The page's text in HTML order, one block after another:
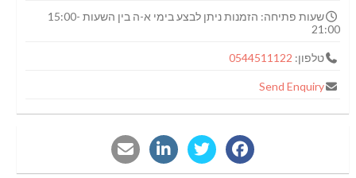
שעות פתיחה:
הזמנות ניתן לבצע בימי א-ה בין השעות 15:00-
21:00
טלפון: 0544511122
Send Enquiry